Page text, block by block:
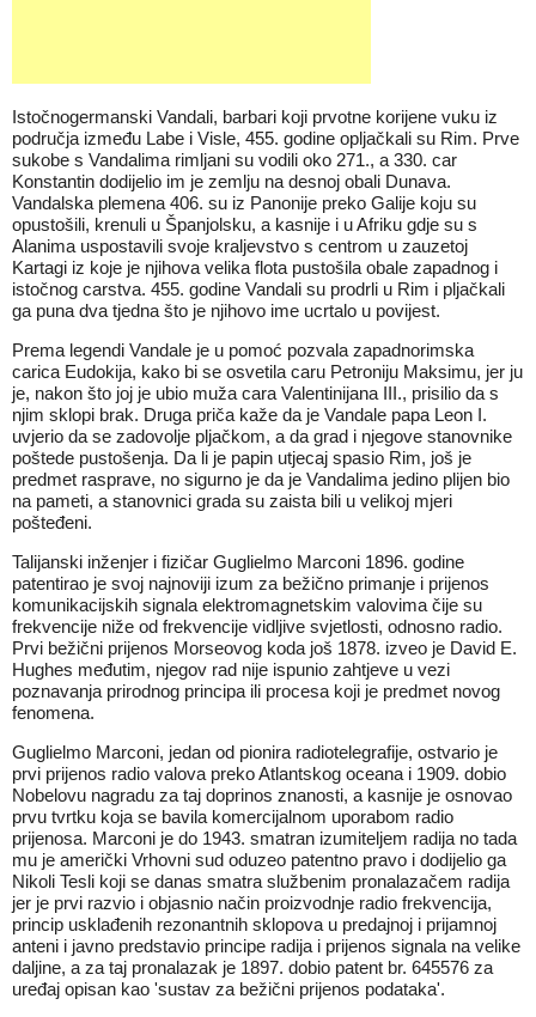
Istočnogermanski Vandali, barbari koji prvotne korijene vuku iz
područja između Labe i Visle, 455. godine opljačkali su Rim. Prve
sukobe s Vandalima rimljani su vodili oko 271., a 330. car
Konstantin dodijelio im je zemlju na desnoj obali Dunava.
Vandalska plemena 406. su iz Panonije preko Galije koju su
opustošili, krenuli u Španjolsku, a kasnije i u Afriku gdje su s
Alanima uspostavili svoje kraljevstvo s centrom u zauzetoj
Kartagi iz koje je njihova velika flota pustošila obale zapadnog i
istočnog carstva. 455. godine Vandali su prodrli u Rim i pljačkali
ga puna dva tjedna što je njihovo ime ucrtalo u povijest.
Prema legendi Vandale je u pomoć pozvala zapadnorimska
carica Eudokija, kako bi se osvetila caru Petroniju Maksimu, jer ju
je, nakon što joj je ubio muža cara Valentinijana III., prisilio da s
njim sklopi brak. Druga priča kaže da je Vandale papa Leon I.
uvjerio da se zadovolje pljačkom, a da grad i njegove stanovnike
poštede pustošenja. Da li je papin utjecaj spasio Rim, još je
predmet rasprave, no sigurno je da je Vandalima jedino plijen bio
na pameti, a stanovnici grada su zaista bili u velikoj mjeri
pošteđeni.
Talijanski inženjer i fizičar Guglielmo Marconi 1896. godine
patentirao je svoj najnoviji izum za bežično primanje i prijenos
komunikacijskih signala elektromagnetskim valovima čije su
frekvencije niže od frekvencije vidljive svjetlosti, odnosno radio.
Prvi bežični prijenos Morseovog koda još 1878. izveo je David E.
Hughes međutim, njegov rad nije ispunio zahtjeve u vezi
poznavanja prirodnog principa ili procesa koji je predmet novog
fenomena.
Guglielmo Marconi, jedan od pionira radiotelegrafije, ostvario je
prvi prijenos radio valova preko Atlantskog oceana i 1909. dobio
Nobelovu nagradu za taj doprinos znanosti, a kasnije je osnovao
prvu tvrtku koja se bavila komercijalnom uporabom radio
prijenosa. Marconi je do 1943. smatran izumiteljem radija no tada
mu je američki Vrhovni sud oduzeo patentno pravo i dodijelio ga
Nikoli Tesli koji se danas smatra službenim pronalazačem radija
jer je prvi razvio i objasnio način proizvodnje radio frekvencija,
princip usklađenih rezonantnih sklopova u predajnoj i prijamnoj
anteni i javno predstavio principe radija i prijenos signala na velike
daljine, a za taj pronalazak je 1897. dobio patent br. 645576 za
uređaj opisan kao 'sustav za bežični prijenos podataka'.